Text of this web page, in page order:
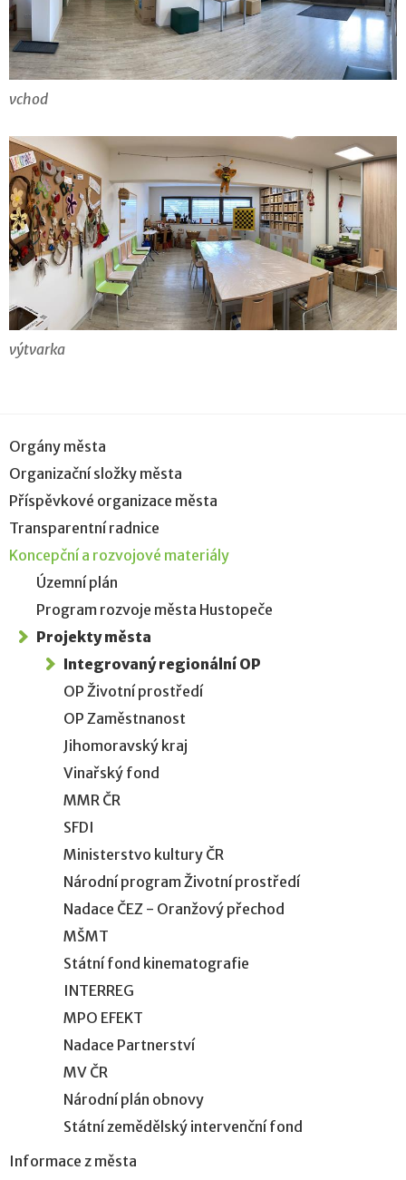
vchod
výtvarka
Orgány města
Organizační složky města
Příspěvkové organizace města
Transparentní radnice
Koncepční a rozvojové materiály
Územní plán
Program rozvoje města Hustopeče
Projekty města
Integrovaný regionální OP
OP Životní prostředí
OP Zaměstnanost
Jihomoravský kraj
Vinařský fond
MMR ČR
SFDI
Ministerstvo kultury ČR
Národní program Životní prostředí
Nadace ČEZ - Oranžový přechod
MŠMT
Státní fond kinematografie
INTERREG
MPO EFEKT
Nadace Partnerství
MV ČR
Národní plán obnovy
Státní zemědělský intervenční fond
Informace z města